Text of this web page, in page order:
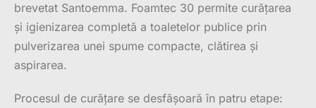
brevetat Santoemma. Foamtec 30 permite curățarea
și igienizarea completă a toaletelor publice prin
pulverizarea unei spume compacte, clătirea și
aspirarea.
Procesul de curățare se desfășoară în patru etape: